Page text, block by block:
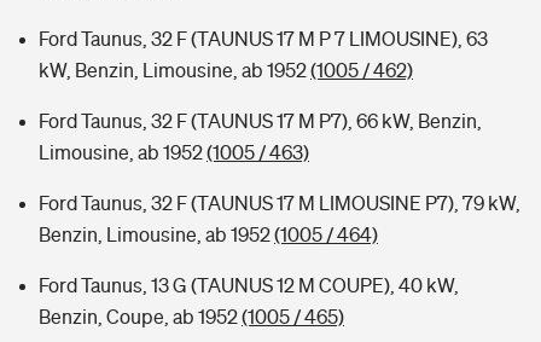
Ford Taunus, 32 F (TAUNUS 17 M P 7 LIMOUSINE), 63
kW, Benzin, Limousine, ab 1952(1005 / 462)
Ford Taunus, 32 F (TAUNUS 17 M P7), 66 kW, Benzin,
Limousine, ab 1952(1005 / 463)
Ford Taunus, 32 F (TAUNUS 17 M LIMOUSINE P7), 79 kW,
Benzin, Limousine, ab 1952(1005 / 464)
Ford Taunus, 13 G (TAUNUS 12 M COUPE), 40 kW,
Benzin, Coupe, ab 1952(1005 / 465)